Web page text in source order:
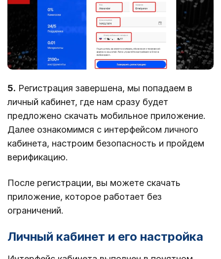
5. Регистрация завершена, мы попадаем в
личный кабинет, где нам сразу будет
предложено скачать мобильное приложение.
Далее ознакомимся с интерфейсом личного
кабинета, настроим безопасность и пройдем
верификацию.
После регистрации, вы можете скачать
приложение, которое работает без
ограничений.
Личный кабинет и его настройка